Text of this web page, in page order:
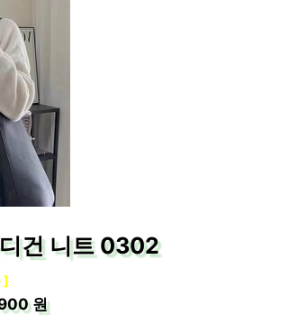
건 니트 0302
]
원